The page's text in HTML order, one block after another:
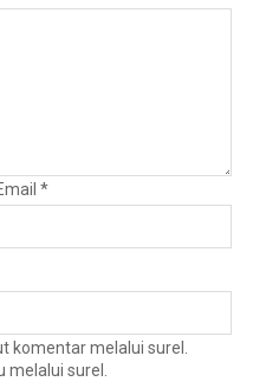
*
komentar melalui surel.
surel.